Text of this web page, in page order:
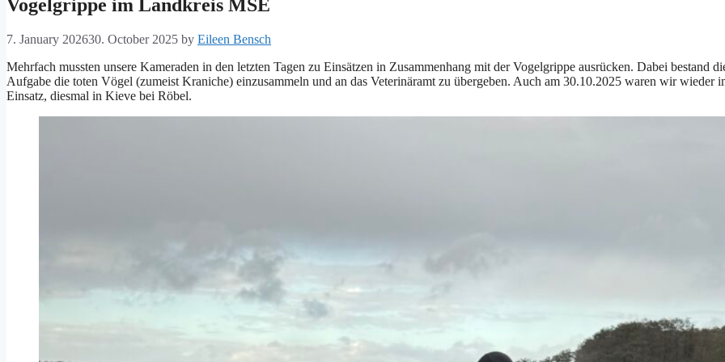
Vogelgrippe im Landkreis MSE
7. January 202630. October 2025 by Eileen Bensch
Mehrfach mussten unsere Kameraden in den letzten Tagen zu Einsätzen in Zusammenhang mit der Vogelgrippe ausrücken. Dabei bestand
Aufgabe die toten Vögel (zumeist Kraniche) einzusammeln und an das Veterinäramt zu übergeben. Auch am 30.10.2025 waren wir wieder
Einsatz, diesmal in Kieve bei Röbel.